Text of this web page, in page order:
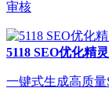
审核
5118 SEO优化精灵
一键式生成高质